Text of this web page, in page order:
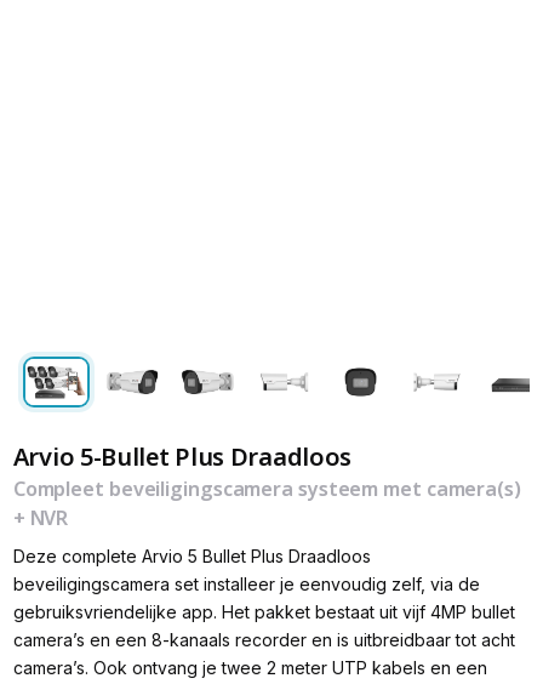
Arvio 5-Bullet Plus Draadloos
Compleet beveiligingscamera systeem met camera(s)
+ NVR
Deze complete Arvio 5 Bullet Plus Draadloos
beveiligingscamera set installeer je eenvoudig zelf, via de
gebruiksvriendelijke app. Het pakket bestaat uit vijf 4MP bullet
camera’s en een 8-kanaals recorder en is uitbreidbaar tot acht
camera’s. Ook ontvang je twee 2 meter UTP kabels en een